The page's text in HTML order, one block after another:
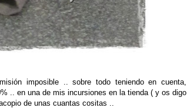
imposible .. sobre todo teniendo en cuenta,
.. en una de mis incursiones en la tienda ( y os digo
de unas cuantas cositas ..